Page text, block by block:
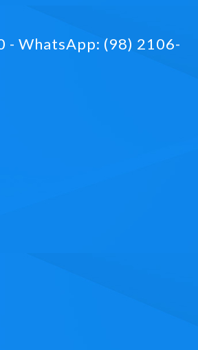
- WhatsApp: (98) 2106-